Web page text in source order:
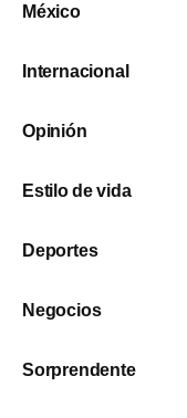
México
Internacional
Opinión
Estilo de vida
Deportes
Negocios
Sorprendente